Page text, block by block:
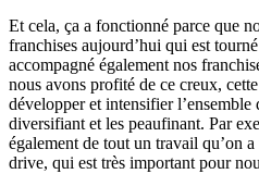
Et cela, ça a fonctionné parce que
franchises aujourd’hui qui est
accompagné également nos
nous avons profité de ce creux,
développer et intensifier l’ensemble
diversifiant et les peaufinant. Par
également de tout un travail qu’on
drive, qui est très important pour